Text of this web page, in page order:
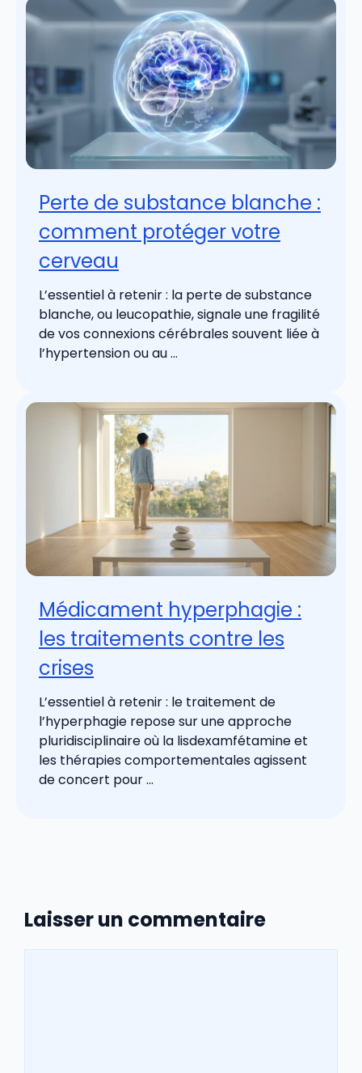
Perte de substance blanche :
comment protéger votre
cerveau
L’essentiel à retenir : la perte de substance
blanche, ou leucopathie, signale une fragilité
de vos connexions cérébrales souvent liée à
l’hypertension ou au ...
Médicament hyperphagie :
les traitements contre les
crises
L’essentiel à retenir : le traitement de
l’hyperphagie repose sur une approche
pluridisciplinaire où la lisdexamfétamine et
les thérapies comportementales agissent
de concert pour ...
Laisser un commentaire